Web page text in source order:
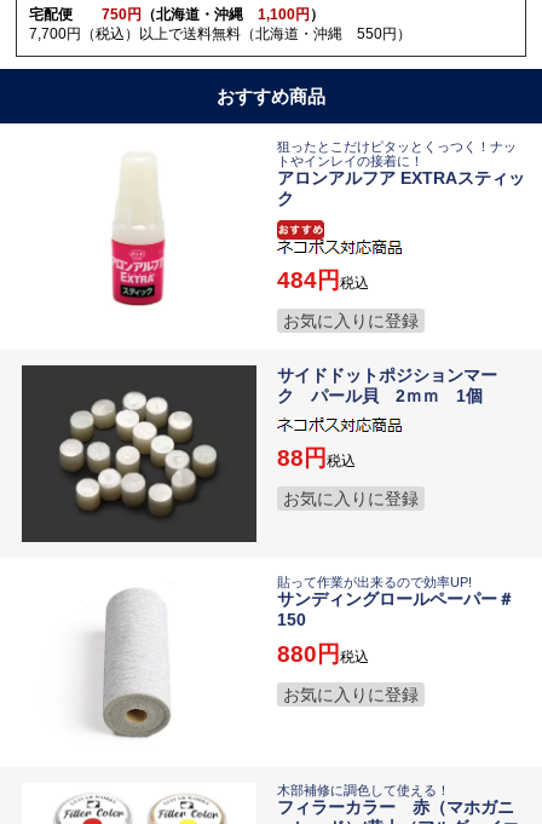
宅配便750円 （北海道・沖縄1,100円 ）
7,700円（税込）以上で送料無料（北海道・沖縄 550円）
おすすめ商品
狙ったとこだけピタッとくっつく！ナッ
トやインレイの接着に！
アロンアルフア EXTRAスティッ
ク
484 税込
お気に入りに登録
サイドドットポジションマー
ク パール貝 2ｍｍ 1個
88 税込
お気に入りに登録
貼って作業が出来るので効率UP!
サンディングロールペーパー＃
150
880 税込
お気に入りに登録
木部補修に調色して使える！
フィラーカラー 赤（マホガニ